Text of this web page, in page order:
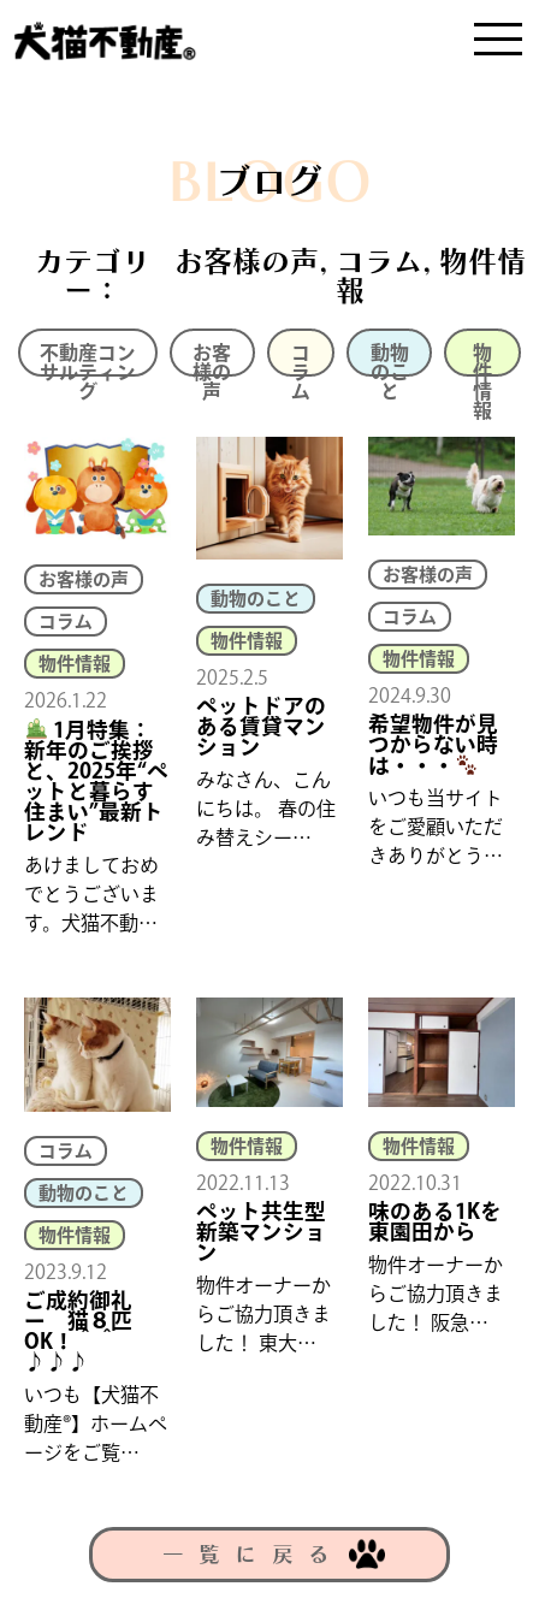
BLOGO
ブログ
カテゴリ
ー：
お客様の声, コラム, 物件情
報
不動産コン
サルティン
グ
お客
様の
声
コ
ラ
ム
動物
のこ
と
物
件
情
報
お客様の声
コラム
物件情報
2026.1.22
1月特集：
新年のご挨拶
と、2025年“ペ
ットと暮らす
住まい”最新ト
レンド
あけましておめ
でとうございま
す。犬猫不動…
動物のこと
物件情報
2025.2.5
ペットドアの
ある賃貸マン
ション
みなさん、こん
にちは。 春の住
み替えシー…
お客様の声
コラム
物件情報
2024.9.30
希望物件が見
つからない時
は・・・
いつも当サイト
をご愛顧いただ
きありがとう…
コラム
動物のこと
物件情報
2023.9.12
ご成約御礼
ー 猫８匹
OK！＾＾
♪♪♪
いつも【犬猫不
動産®】ホームペ
ージをご覧…
物件情報
2022.11.13
ペット共生型
新築マンショ
ン
物件オーナーか
らご協力頂きま
した！ 東大…
物件情報
2022.10.31
味のある1Kを
東園田から
物件オーナーか
らご協力頂きま
した！ 阪急…
一覧に戻る